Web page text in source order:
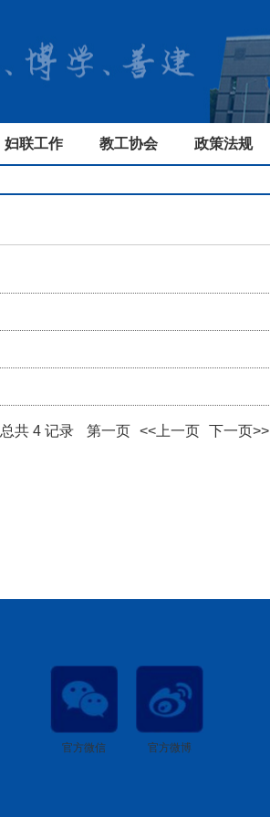
妇联工作 教工协会 政策法规
总共 4 记录 第一页 <<上一页 下一页>>
官方微信 官方微博